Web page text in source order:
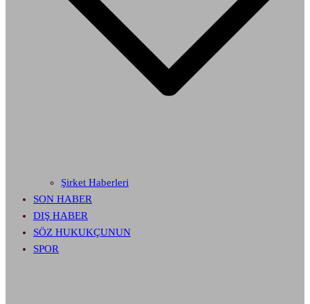
Şirket Haberleri
SON HABER
DIŞ HABER
SÖZ HUKUKÇUNUN
SPOR